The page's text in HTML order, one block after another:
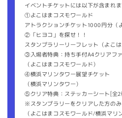
イベントチケットには以下が含まれま
①よこはまコスモワールド
アトラクションチケット1000円分（
②「ヒヨコ」を探せ！！
スタンプラリーリーフレット（よこは
③入場者特典：持ち手付A4クリアフ
（よこはまコスモワールド）
④横浜マリンタワー展望チケット
（横浜マリンタワー）
⑤クリア特典：ステッカーシート[全2
※スタンプラリーをクリアした方のみ
（よこはまコスモワールド/横浜マリ